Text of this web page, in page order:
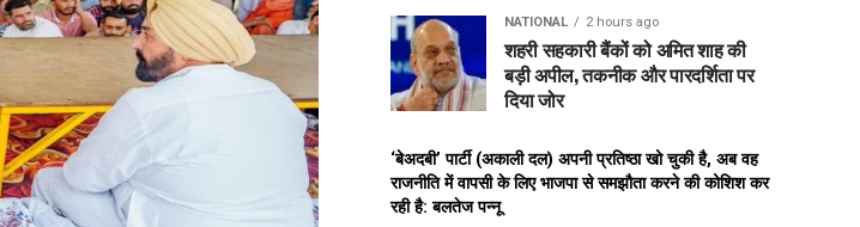
NATIONAL 2 hours ago
शहरी सहकारी बैंकों को अमित शाह की
बड़ी अपील, तकनीक और पारदर्शिता पर
दिया जोर
‘बेअदबी’ पार्टी (अकाली दल) अपनी प्रतिष्ठा खो चुकी है, अब वह
राजनीति में वापसी के लिए भाजपा से समझौता करने की कोशिश कर
रही है: बलतेज पन्नू